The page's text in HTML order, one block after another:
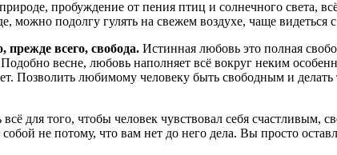
пробуждение от пения птиц и солнечного света,
можно подолгу гулять на свежем воздухе, чаще видеться
прежде всего, свобода. Истинная любовь это полная
весне, любовь наполняет всё вокруг неким
Позволить любимому человеку быть свободным и
для того, чтобы человек чувствовал себя счастливым,
не потому, что вам нет до него дела. Вы просто